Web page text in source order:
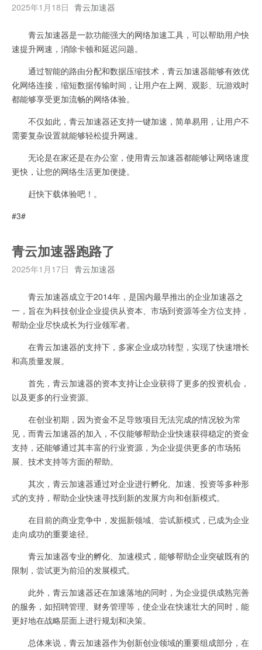
2025年1月18日 青云加速器
青云加速器是一款功能强大的网络加速工具，可以帮助用户快
速提升网速，消除卡顿和延迟问题。
通过智能的路由分配和数据压缩技术，青云加速器能够有效优
化网络连接，缩短数据传输时间，让用户在上网、观影、玩游戏时
都能够享受更加流畅的网络体验。
不仅如此，青云加速器还支持一键加速，简单易用，让用户不
需要复杂设置就能够轻松提升网速。
无论是在家还是在办公室，使用青云加速器都能够让网络速度
更快，让您的网络生活更加便捷。
赶快下载体验吧！。
#3#
青云加速器跑路了
2025年1月17日 青云加速器
青云加速器成立于2014年，是国内最早推出的企业加速器之
一，旨在为科技创业企业提供从资本、市场到资源等全方位支持，
帮助企业尽快成长为行业领军者。
在青云加速器的支持下，多家企业成功转型，实现了快速增长
和高质量发展。
首先，青云加速器的资本支持让企业获得了更多的投资机会，
以及更多的行业资源。
在创业初期，因为资金不足导致项目无法完成的情况较为常
见，而青云加速器的加入，不仅能够帮助企业快速获得稳定的资金
支持，还能够通过其丰富的行业资源，为企业提供更多的市场拓
展、技术支持等方面的帮助。
其次，青云加速器通过对企业进行孵化、加速、投资等多种形
式的支持，帮助企业快速寻找到新的发展方向和创新模式。
在目前的商业竞争中，发掘新领域、尝试新模式，已成为企业
走向成功的重要途径。
青云加速器专业的孵化、加速模式，能够帮助企业突破既有的
限制，尝试更为前沿的发展模式。
此外，青云加速器还在加速落地的同时，为企业提供成熟完善
的服务，如招聘管理、财务管理等，使企业在快速壮大的同时，能
更好地在战略层面上进行规划和决策。
总体来说，青云加速器作为创新创业领域的重要组成部分，在